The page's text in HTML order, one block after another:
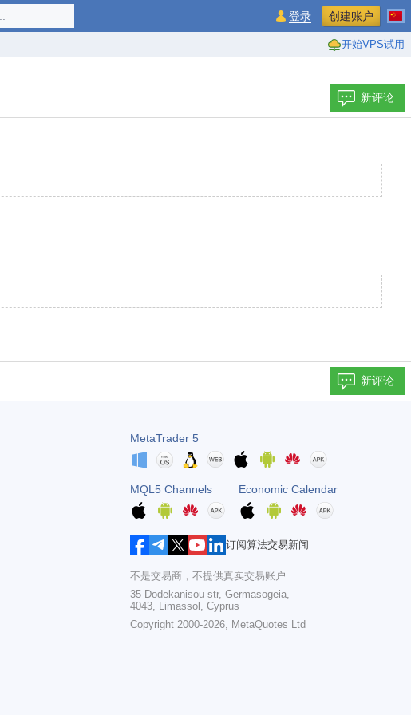
开始VPS试用
登录 创建账户
新评论
新评论
MetaTrader 5
MQL5 Channels Economic Calendar
订阅算法交易新闻
不是交易商，不提供真实交易账户
35 Dodekanisou str, Germasogeia,
4043, Limassol, Cyprus
Copyright 2000-2026,
MetaQuotes Ltd